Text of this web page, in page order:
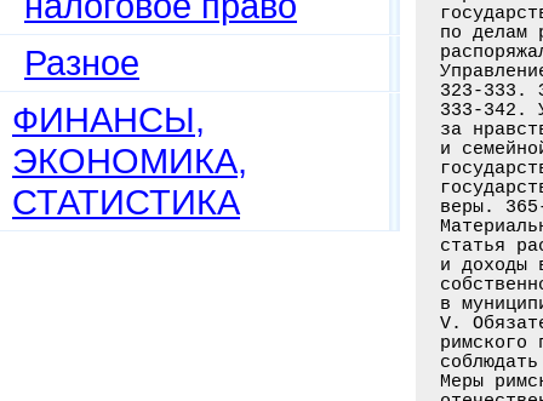
Разное
ФИНАНСЫ,
ЭКОНОМИКА,
СТАТИСТИКА
по делам
323-333.
333-342.
за
и
веры.
статья
и доходы
в
V.
римского
Меры